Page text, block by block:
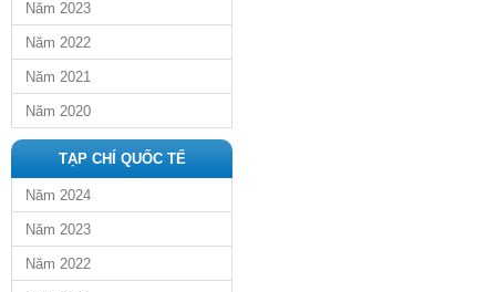
Năm 2023
Năm 2022
Năm 2021
Năm 2020
TẠP CHÍ QUỐC TẾ
Năm 2024
Năm 2023
Năm 2022